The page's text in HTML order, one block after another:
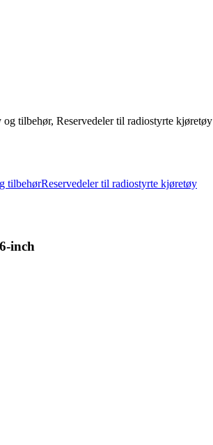
tilbehør, Reservedeler til radiostyrte kjøretøy
tilbehørReservedeler til radiostyrte kjøretøy
inch